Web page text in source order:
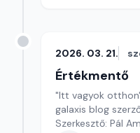
2026. 03. 21.
Értékmentő
"Itt vagyok
galaxis blog
Szerkesztő: Pál